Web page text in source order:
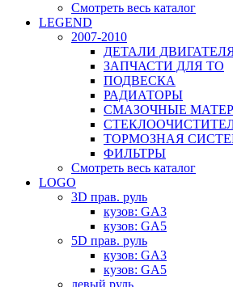
Смотреть весь каталог
LEGEND
2007-2010
ДЕТАЛИ
ЗАПЧАСТИ ДЛЯ ТО
ПОДВЕСКА
РАДИАТОРЫ
СМАЗОЧНЫЕ
ТОРМОЗНАЯ
ФИЛЬТРЫ
Смотреть весь каталог
LOGO
3D прав. руль
кузов: GA3
кузов: GA5
5D прав. руль
кузов: GA3
кузов: GA5
левый руль